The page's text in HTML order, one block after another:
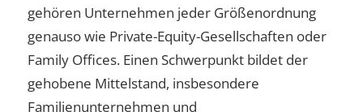
gehören Unternehmen jeder Größenordnung
genauso wie Private-Equity-Gesellschaften oder
Family Offices. Einen Schwerpunkt bildet der
gehobene Mittelstand, insbesondere
Familienunternehmen und